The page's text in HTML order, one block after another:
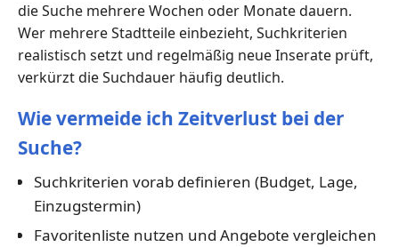
die Suche mehrere Wochen oder Monate dauern.
Wer mehrere Stadtteile einbezieht, Suchkriterien
realistisch setzt und regelmäßig neue Inserate prüft,
verkürzt die Suchdauer häufig deutlich.
Wie vermeide ich Zeitverlust bei der
Suche?
Suchkriterien vorab definieren (Budget, Lage,
Einzugstermin)
Favoritenliste nutzen und Angebote vergleichen